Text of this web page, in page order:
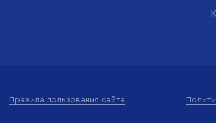
Правила пользования сайта